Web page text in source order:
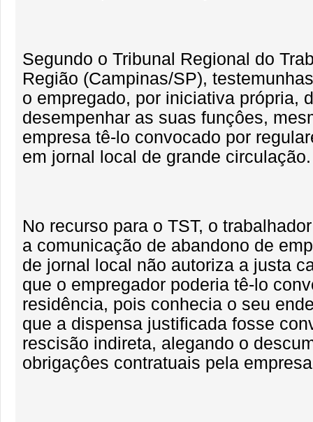
Segundo o Tribunal Regional do
Região (Campinas/SP),
o empregado, por iniciativa própria,
desempenhar as suas funçôes,
empresa tê-lo convocado por
em jornal local de grande circulação.
No recurso para o TST, o
a comunicação de abandono de
de jornal local não autoriza a justa
que o empregador poderia tê-lo
residência, pois conhecia o seu
que a dispensa justificada fosse
rescisão indireta, alegando o
obrigaçôes contratuais pela